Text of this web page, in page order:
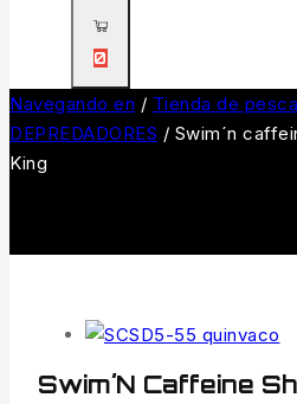
0
Navegando en / Tienda de
DEPREDADORES / Swim´n
King
Swim´n Caffeine